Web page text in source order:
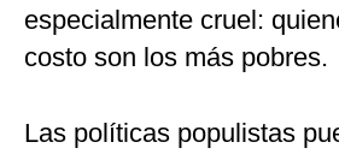
especialmente cruel:
costo son los más pobres.
Las políticas populistas